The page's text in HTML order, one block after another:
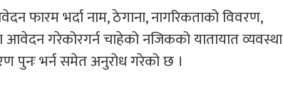
फारम भर्दा नाम, ठेगाना, नागरिकताको विवरण,
आवेदन गरेकोरगर्न चाहेको नजिकको यातायात व्यवस्था
पुनः भर्न समेत अनुरोध गरेको छ ।